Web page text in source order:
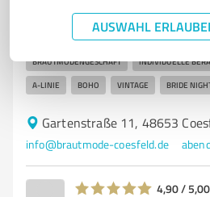
AUSWAHL
Coesfeld mit individueller
BRAUTMODE BRAUTKLEIDER
BRAUTMODENGESCHÄFT INDIVIDUELLE
A-LINIE BOHO VINTAGE BRIDE
Gartenstraße 11, 48653
info@brautmode-coesfeld.de
4,90 / 5,00